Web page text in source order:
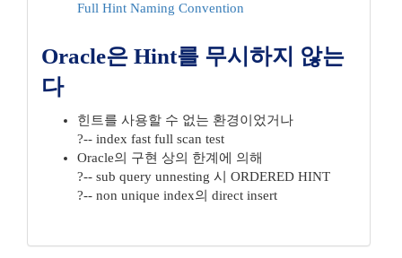
Full Hint Naming Convention
Oracle은 Hint를 무시하지 않는
다
힌트를 사용할 수 없는 환경이었거나
?-- index fast full scan test
Oracle의 구현 상의 한계에 의해
?-- sub query unnesting 시 ORDERED HINT
?-- non unique index의 direct insert